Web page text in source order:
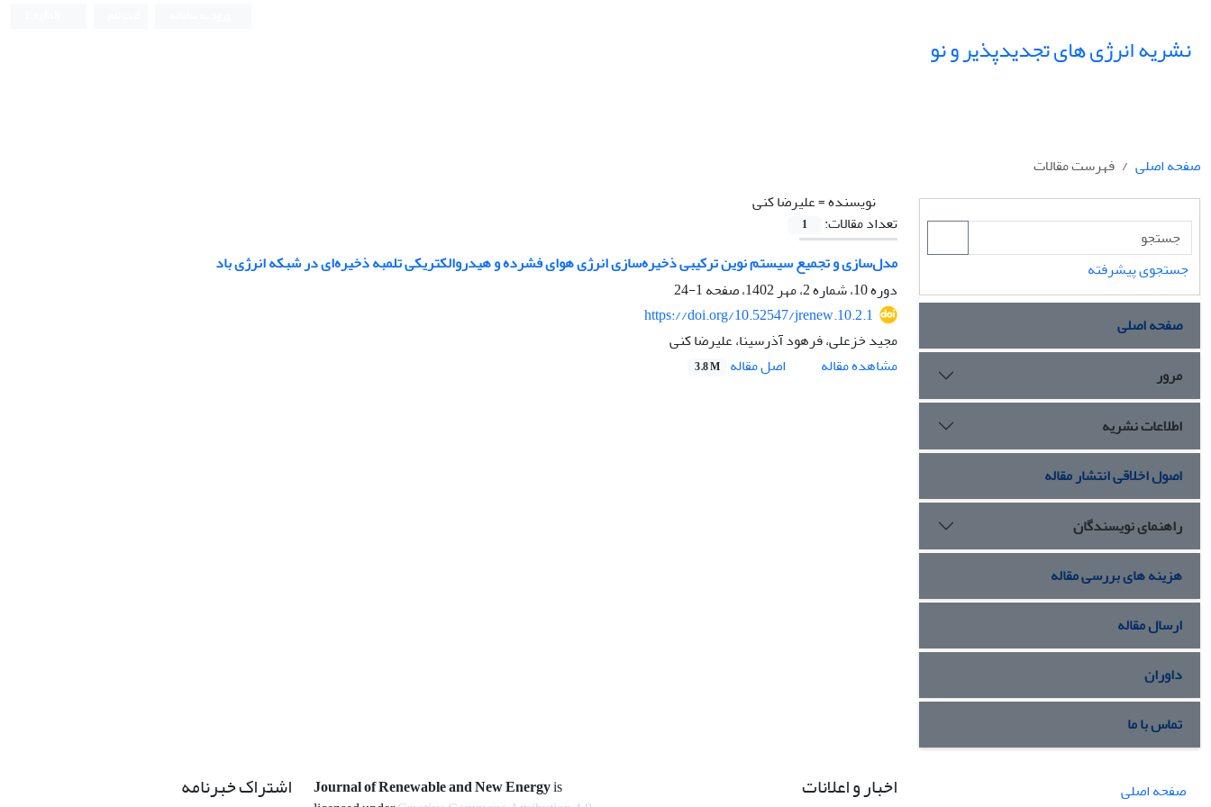
نشریه انرژی های تجدیدپذیر و نو
صفحه اصلی
فهرست مقالات
نویسنده =علیرضا کنی
تعداد مقالات:
1
مدل‌سازی و تجمیع سیستم نوین ترکیبی ذخیره‌سازی انرژی هوای فشرده و هیدروالکتریکی تلمبه ذخیره‌ای در شبکه انرژی باد
دوره 10، شماره 2، مهر 1402، صفحه
1-24
https://doi.org/10.52547/jrenew.10.2.1
مجید خزعلی، فرهود آذرسینا، علیرضا کنی
مشاهده مقاله
اصل مقاله 3.8 M
جستجوی پیشرفته
صفحه اصلی
مرور
اطلاعات نشریه
اصول اخلاقی انتشار مقاله
راهنمای نویسندگان
هزینه های بررسی مقاله
ارسال مقاله
داوران
تماس با ما
صفحه اصلی
اخبار و اعلانات Journal of Renewable and New Energyis
اشتراک خبرنامه